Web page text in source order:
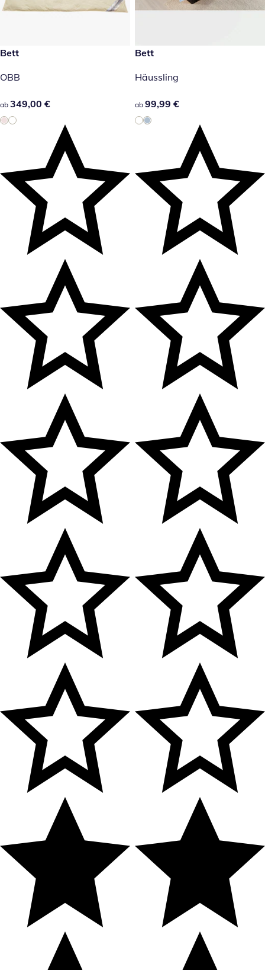
349,00 €
Bett
OBB
349,00 €
ab 349,00 €
99,99 €
Bett
Häussling
99,99 €
ab 99,99 €